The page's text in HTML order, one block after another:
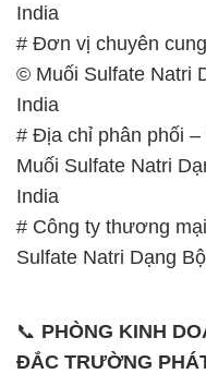
India
# Đơn vị chuyên
© Muối Sulfate Natri
India
# Địa chỉ phân phối
Muối Sulfate Natri
India
# Công ty thương
Sulfate Natri Dạng
📞 PHÒNG KINH
ĐẮC TRƯỜNG